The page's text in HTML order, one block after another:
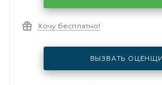
Хочу бесплатно!
ВЫЗВАТЬ